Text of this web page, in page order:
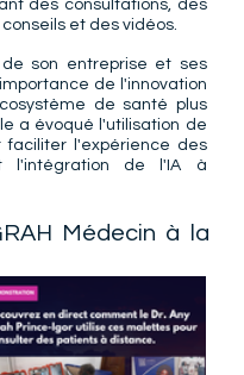
des consultations, des
et des vidéos.
son entreprise et ses
de l'innovation
de santé plus
a évoqué l'utilisation de
faciliter l'expérience des
l'intégration de l'IA à
Médecin à la